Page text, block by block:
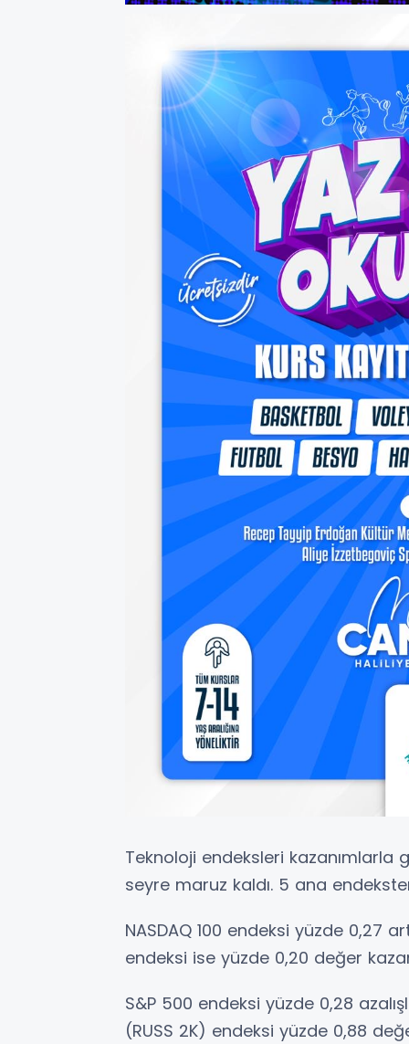
Teknoloji endeksleri kazanımlarla
seyre maruz kaldı. 5 ana
NASDAQ 100 endeksi yüzde 0,27
endeksi ise yüzde 0,20 değer
S&P 500 endeksi yüzde 0,28
(RUSS 2K) endeksi yüzde 0,88